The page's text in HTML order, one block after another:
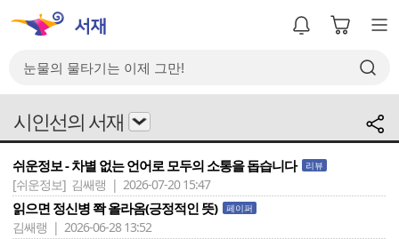
시인선의 서재
쉬운정보 - 차별 없는 언어로 모두의 소통을 돕습니다 리뷰
[쉬운정보] 김쌔랭 | 2026-07-20 15:47
읽으면 정신병 쫙 올라옴(긍정적인 뜻) 페이퍼
김쌔랭 | 2026-06-28 13:52